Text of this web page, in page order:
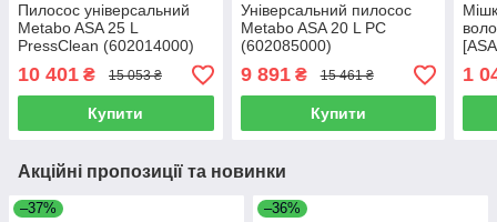
Пилосос універсальний
Metabo ASA 25 L
PressClean (602014000)
10 401 ₴ 15 053 ₴
Купити
Універсальний пилосос
Metabo ASA 20 L PC
(602085000)
9 891₴ 15 461 ₴
Купити
1
Акційні пропозиції та новинки
–37% –36%